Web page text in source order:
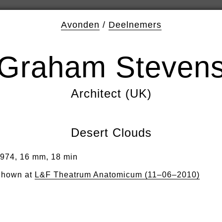
Avonden / Deelnemers
Architect (UK)
Desert Clouds
16 mm, 18 min
at L&F Theatrum Anatomicum (11–06–2010)